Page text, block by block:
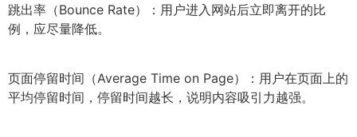
跳出率（Bounce Rate）：用户进入网站后立即离开的比
例，应尽量降低。
页面停留时间（Average Time on Page）：用户在页面上的
平均停留时间，停留时间越长，说明内容吸引力越强。